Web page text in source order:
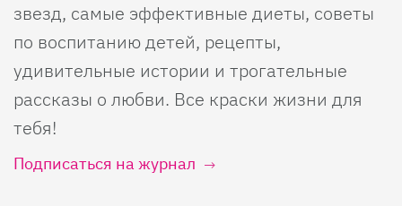
звезд, самые эффективные диеты, советы
по воспитанию детей, рецепты,
удивительные истории и трогательные
рассказы о любви. Все краски жизни для
тебя!
Подписаться на журнал